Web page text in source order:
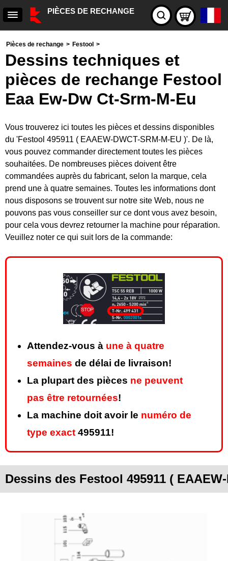
PIÈCES DE RECHANGE
Pièces de rechange > Festool >
Dessins techniques et
pièces de rechange Festool
Eaa Ew-Dw Ct-Srm-M-Eu
Vous trouverez ici toutes les pièces et dessins disponibles
du 'Festool 495911 ( EAAEW-DWCT-SRM-M-EU )'. De là,
vous pouvez commander directement toutes les pièces
souhaitées. De nombreuses pièces doivent être
commandées auprès du fabricant, selon la marque, cela
prend une à quatre semaines. Toutes les informations dont
nous disposons se trouvent sur notre site Web, nous ne
pouvons pas vous conseiller sur ce dont vous avez besoin,
pour cela vous devrez retourner la machine pour réparation.
Veuillez noter ce qui suit lors de la commande:
Attendez-vous à une à quatre
semaines de délai de livraison!
La plupart des pièces ne peuvent
pas être retournées!
La machine doit avoir le numéro de
type exact 495911!
Dessins des Festool 495911 (